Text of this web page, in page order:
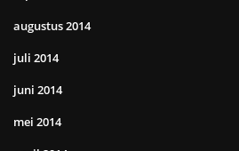
augustus 2014
juli 2014
juni 2014
mei 2014